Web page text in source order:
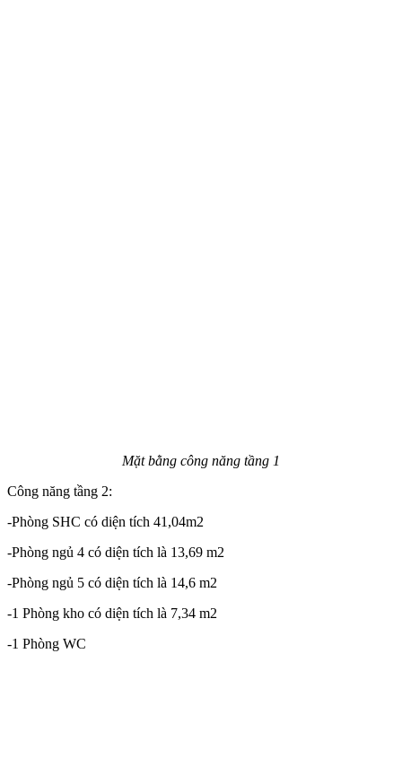
Mặt bằng công năng tầng 1
Công năng tầng 2:
-Phòng SHC có diện tích 41,04m2
-Phòng ngủ 4 có diện tích là 13,69 m2
-Phòng ngủ 5 có diện tích là 14,6 m2
-1 Phòng kho có diện tích là 7,34 m2
-1 Phòng WC